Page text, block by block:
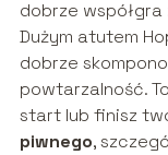
dobrze współgra
Dużym atutem
dobrze
powtarzalność.
start lub finisz
piwnego,